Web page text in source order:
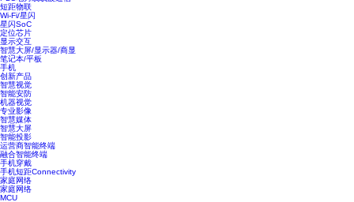
短距物联
Wi-Fi/星闪
星闪SoC
定位芯片
显示交互
智慧大屏/显示器/商显
笔记本/平板
手机
创新产品
智慧视觉
智能安防
机器视觉
专业影像
智慧媒体
智慧大屏
智能投影
运营商智能终端
融合智能终端
手机穿戴
手机短距Connectivity
家庭网络
家庭网络
MCU